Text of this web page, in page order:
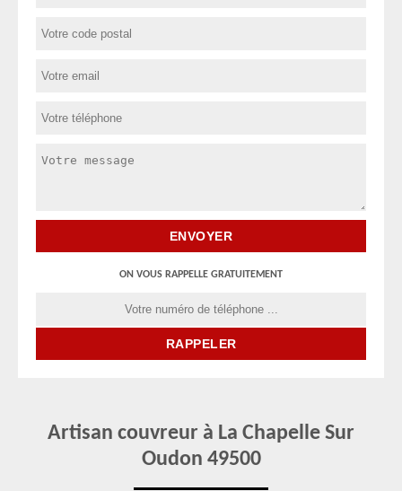
ON VOUS RAPPELLE GRATUITEMENT
Artisan couvreur à La Chapelle Sur
Oudon 49500